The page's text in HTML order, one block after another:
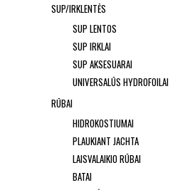
SUP/IRKLENTĖS
SUP LENTOS
SUP IRKLAI
SUP AKSESUARAI
UNIVERSALŪS HYDROFOILAI
RŪBAI
HIDROKOSTIUMAI
PLAUKIANT JACHTA
LAISVALAIKIO RŪBAI
BATAI